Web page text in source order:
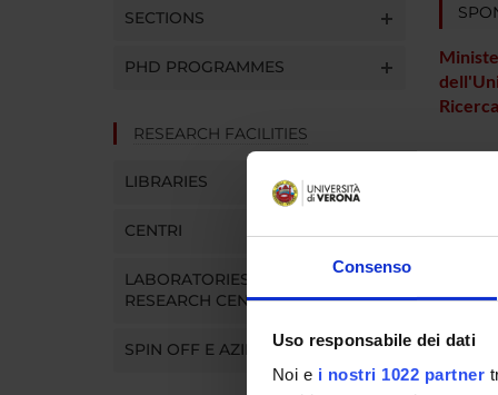
Consenso
Uso responsabile dei dati
Noi e i nostri 1022 partner
SECTIONS
PHD PROGRAMMES
RESEARCH FACILITIES
LIBRARIES
CENTRI
LABORATORIES AND
RESEARCH CENTRES
SPIN OFF E AZIENDE
Ricerca
Aldo